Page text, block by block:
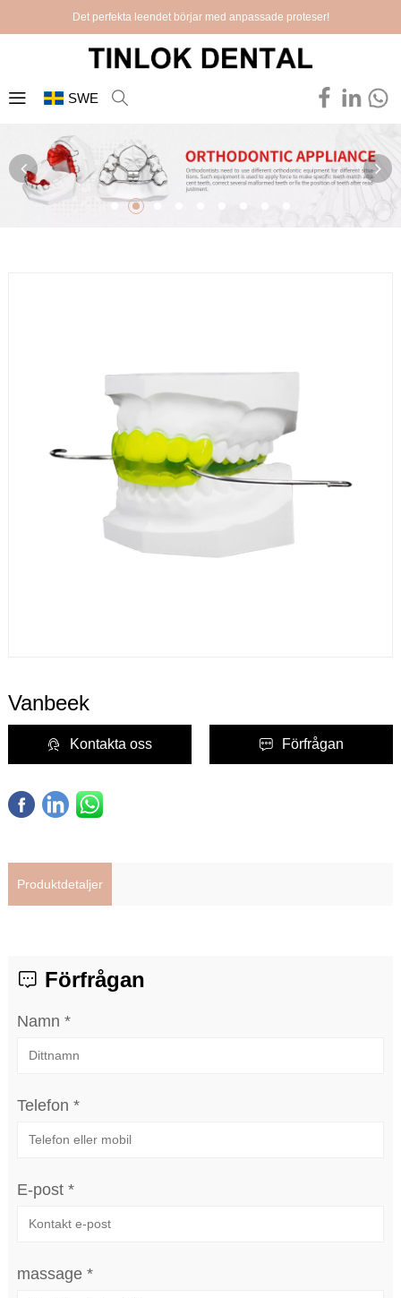
Det perfekta leendet börjar med anpassade proteser!
SWE
Vanbeek
Kontakta oss Förfrågan
Produktdetaljer
Förfrågan
Namn *
Telefon *
E-post *
massage *